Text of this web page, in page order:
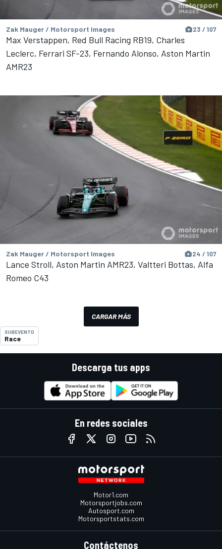
Zak Mauger / Motorsport Images 23 / 107
Max Verstappen, Red Bull Racing RB19, Charles
Leclerc, Ferrari SF-23, Fernando Alonso, Aston Martin
AMR23
Zak Mauger / Motorsport Images 24 / 107
Lance Stroll, Aston Martin AMR23, Valtteri Bottas, Alfa
Romeo C43
CARGAR MÁS
SUBEVENTO
Race
Descarga tus apps
En redes sociales
Motor1.com
Motorsportjobs.com
Autosport.com
Motorsportstats.com
Contáctenos